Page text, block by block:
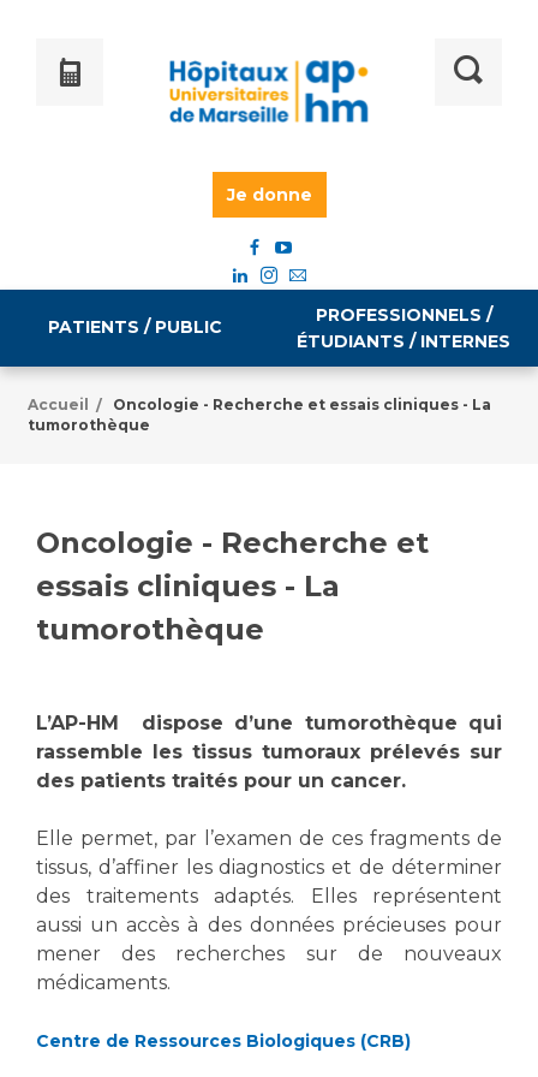
Je donne
PATIENTS / PUBLIC
Informations pratiques
Tarifs
Vous accompagnez, vous rendez visite à un patient
Vous allez être hospitalisé(e)
Vous avez un examen d'imagerie ou de radiologie
Vous venez en consultation
myaphm, votre espace santé en ligne
Infos COVID-19
Vivre ensemble à l'hôpital
Culture à l'hôpital
Laïcité et cultes
Livret d'accueil
PROFESSIONNELS /
ÉTUDIANTS / INTERNES
Égalité professionnelle
Emploi / formation
Emplois paramédicaux
Emplois administratifs
Étudiants hospitaliers
Emplois techniques et médico-techniques
Emplois divers
Emplois socio-éducatifs
Statuts
Stages paramédicaux
Chercheurs
La recherche clinique à l'AP-HM
Accueil /
Oncologie - Recherche et essais cliniques - La
tumorothèque
Oncologie - Recherche et
essais cliniques - La
tumorothèque
L’AP-HM dispose d’une tumorothèque qui
rassemble les tissus tumoraux prélevés sur
des patients traités pour un cancer.
Elle permet, par l’examen de ces fragments de
tissus, d’affiner les diagnostics et de déterminer
des traitements adaptés. Elles représentent
aussi un accès à des données précieuses pour
mener des recherches sur de nouveaux
médicaments.
Centre de Ressources Biologiques (CRB)